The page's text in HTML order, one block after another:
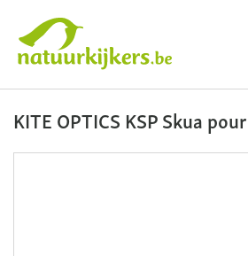
Natuurkijkers
KITE OPTICS KSP Skua